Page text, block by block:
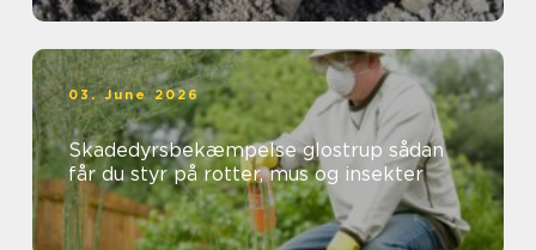
03. June 2026
Skadedyrsbekæmpelse glostrup sådan
får du styr på rotter, mus og insekter